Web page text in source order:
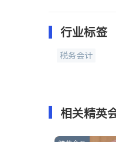
行业标签
税务会计
相关精英